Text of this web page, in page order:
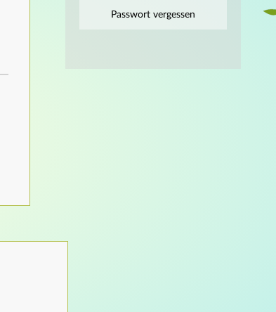
Passwort vergessen